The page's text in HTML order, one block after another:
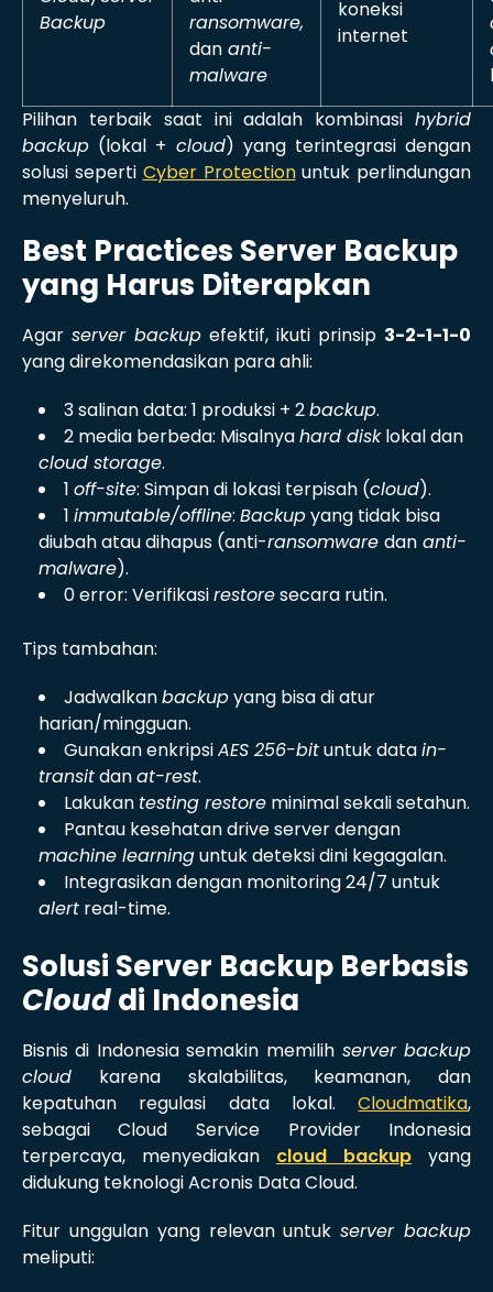
Backup
ransomware,
dananti-
malware
koneksi
internet
Pilihan terbaik saat ini adalah kombinasihybrid
backup(lokal + cloud) yang terintegrasi dengan
solusi seperti Cyber Protectionuntuk perlindungan
menyeluruh.
Best Practices Server Backup
yang Harus Diterapkan
Agar server backupefektif, ikuti prinsip 3-2-1-1-0
yang direkomendasikan para ahli:
3 salinan data: 1 produksi + 2backup.
2 media berbeda: Misalnyahard disklokal dan
cloud storage.
1 off-site: Simpan di lokasi terpisah (cloud).
1 immutable/offline: Backupyang tidak bisa
diubah atau dihapus (anti-ransomware dananti-
malware).
0 error: Verifikasirestoresecara rutin.
Tips tambahan:
Jadwalkanbackupyang bisa di atur
harian/mingguan.
Gunakan enkripsiAES 256-bituntuk datain-
transitdanat-rest.
Lakukan testing restoreminimal sekali setahun.
Pantau kesehatan drive server dengan
machine learninguntuk deteksi dini kegagalan.
Integrasikan dengan monitoring 24/7 untuk
alertreal-time.
Solusi Server Backup Berbasis
Clouddi Indonesia
Bisnis di Indonesia semakin memilih server backup
cloudkarena skalabilitas, keamanan, dan
kepatuhan regulasi data lokal.
Cloudmatika,
sebagai Cloud Service Provider Indonesia
terpercaya, menyediakan cloud backup yang
didukung teknologi Acronis Data Cloud.
Fitur unggulan yang relevan untukserver backup
meliputi: